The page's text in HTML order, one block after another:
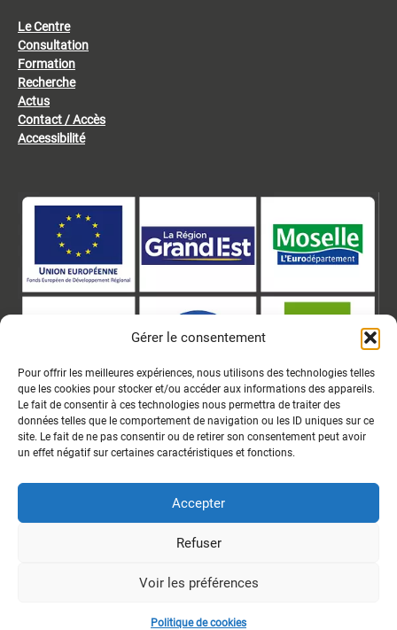
Gérer le consentement
Pour offrir les meilleures expériences, nous utilisons des technologies telles
que les cookies pour stocker et/ou accéder aux informations des appareils.
Le fait de consentir à ces technologies nous permettra de traiter des
données telles que le comportement de navigation ou les ID uniques sur ce
site. Le fait de ne pas consentir ou de retirer son consentement peut avoir
un effet négatif sur certaines caractéristiques et fonctions.
Accepter
Refuser
Voir les préférences
Politique de cookies
Le Centre
Consultation
Formation
Recherche
Actus
Contact / Accès
Accessibilité
Le Centre Pierre Janet est cofinancé à hauteur de 1 246 000€ par l’Union Européenne dans le
2026 © Centre Pierre Janet